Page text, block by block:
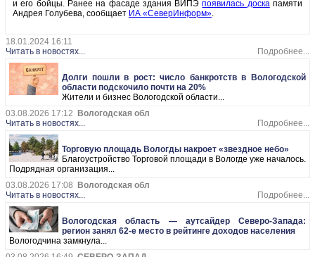
и его бойцы. Ранее на фасаде здания ВИПЭпоявилась доскапамяти
Андрея Голубева, сообщает ИА «СеверИнформ».
18.01.2024 16:11
Читать в новостях...
Подробнее...
Долги пошли в рост: число банкротств в Вологодской
области подскочило почти на 20%
Жители и бизнес Вологодской области...
03.08.2026 17:12
Вологодская обл
Читать в новостях...
Подробнее...
Торговую площадь Вологды накроет «звездное небо»
Благоустройство Торговой площади в Вологде уже началось.
Подрядная организация...
03.08.2026 17:08
Вологодская обл
Читать в новостях...
Подробнее...
Вологодская область — аутсайдер Северо-Запада:
регион занял 62-е место в рейтинге доходов населения
Вологодчина замкнула...